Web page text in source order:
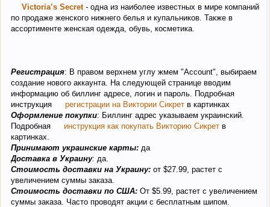
Victoria’s Secret- одна из наиболее известных в мире компаний
по продаже женского нижнего белья и купальников. Также в
ассортименте женская одежда, обувь, косметика.
Регистрация: В правом верхнем углу жмем "Account", выбираем
создание нового аккаунта. На следующей странице вводим
информацию об биллинг адресе, логин и пароль. Подробная
инструкция
регистрации на Виктории Сикрет в картинках
Оформление покупки: Биллинг адрес указываем украинский.
Подробная
инструкция как покупать Викторию Сикрет в
картинках.
Принимают украинские карты: да
Доставка в Украину: да.
Стоимость доставки на Украину: от $27.99, растет с
увеличением суммы заказа.
Стоимость доставки по США: От $5.99, растет с увеличением
суммы заказа. Часто проводят акции с бесплатным шипом.